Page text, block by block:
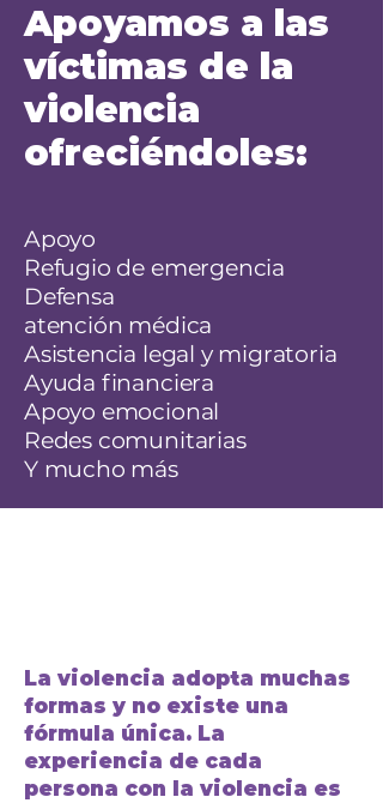
Apoyamos a las
víctimas de la
violencia
ofreciéndoles:
Apoyo
Refugio de emergencia
Defensa
atención médica
Asistencia legal y migratoria
Ayuda financiera
Apoyo emocional
Redes comunitarias
Y mucho más
La violencia adopta muchas
formas y no existe una
fórmula única. La
experiencia de cada
persona con la violencia es